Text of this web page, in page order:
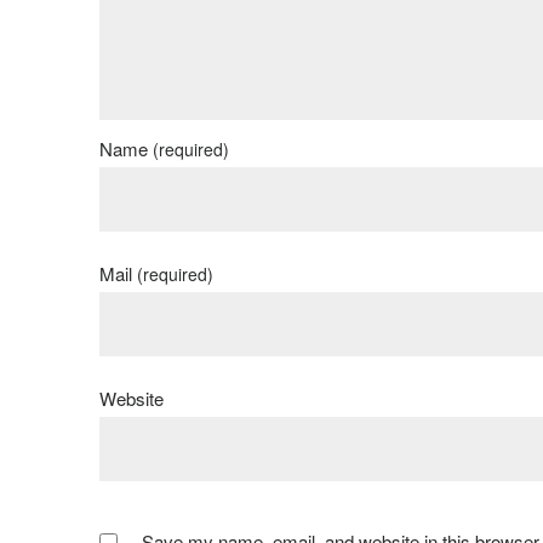
Name (required)
Mail (required)
Website